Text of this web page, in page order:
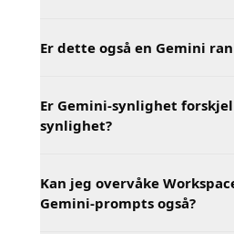
Er dette også en Gemini
Er Gemini-synlighet
synlighet?
Kan jeg overvåke
Gemini-prompts også?